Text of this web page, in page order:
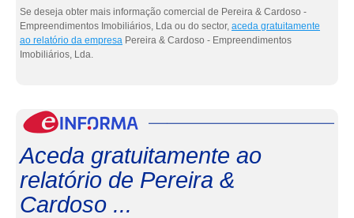
Se deseja obter mais informação comercial de Pereira & Cardoso -
Empreendimentos Imobiliários, Lda ou do sector, aceda gratuitamente
ao relatório da empresa Pereira & Cardoso - Empreendimentos
Imobiliários, Lda.
Aceda gratuitamente ao
relatório de Pereira &
Cardoso ...